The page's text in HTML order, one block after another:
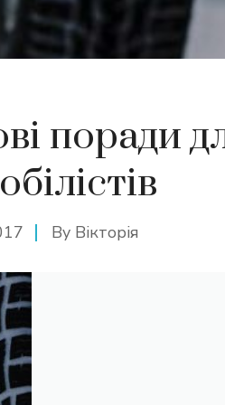
поради
By Вікторія